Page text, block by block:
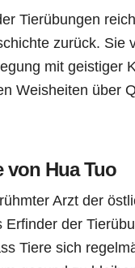
Tierübungen
zurück. Sie
mit geistiger
Weisheiten über
von Hua Tuo
Arzt der
Erfinder der
Tiere sich